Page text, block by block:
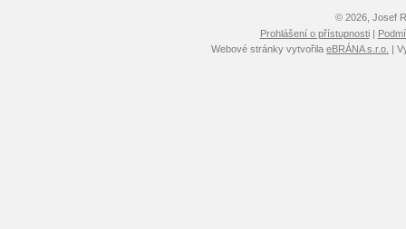
© 2026, Josef
Prohlášení o přístupnosti|
Webové stránky vytvořila eBRÁNA s.r.o. |